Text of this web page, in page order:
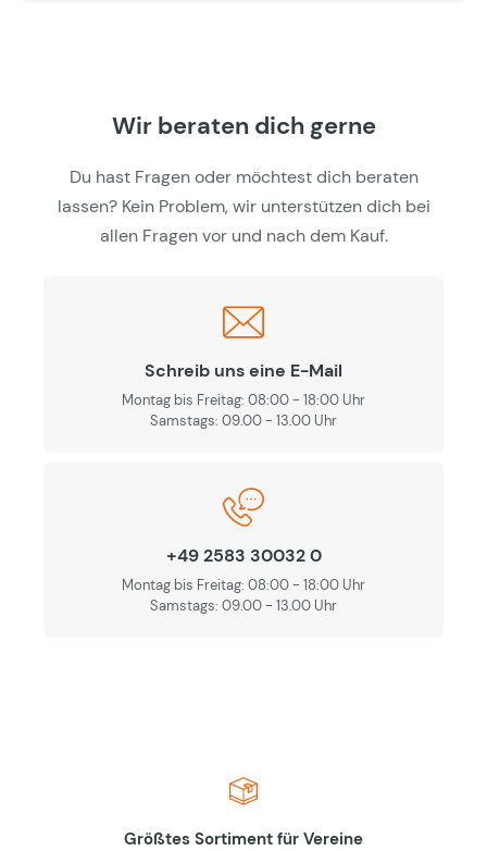
Wir beraten dich gerne
Du hast Fragen oder möchtest dich beraten
lassen? Kein Problem, wir unterstützen dich bei
allen Fragen vor und nach dem Kauf.
Schreib uns eine E-Mail
Montag bis Freitag: 08:00 - 18:00 Uhr
Samstags: 09.00 - 13.00 Uhr
+49 2583 30032 0
Montag bis Freitag: 08:00 - 18:00 Uhr
Samstags: 09.00 - 13.00 Uhr
Größtes Sortiment für Vereine